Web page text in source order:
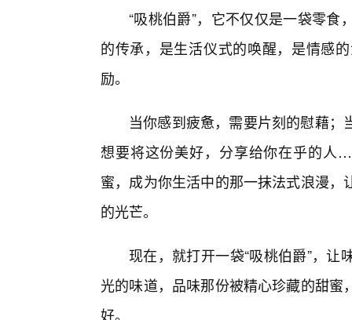
“吸桃伯爵”，它不仅仅是一袋零
的传承，是生活仪式的唤醒，是情感
励。
当你感到疲惫，需要片刻的慰藉
想要将这份美好，分享给你在乎的人
蜜，成为你生活中的那一抹法式浪漫
的光芒。
现在，就打开一袋“吸桃伯爵”，
光的味道，品味那份被精心珍藏的甜
好。